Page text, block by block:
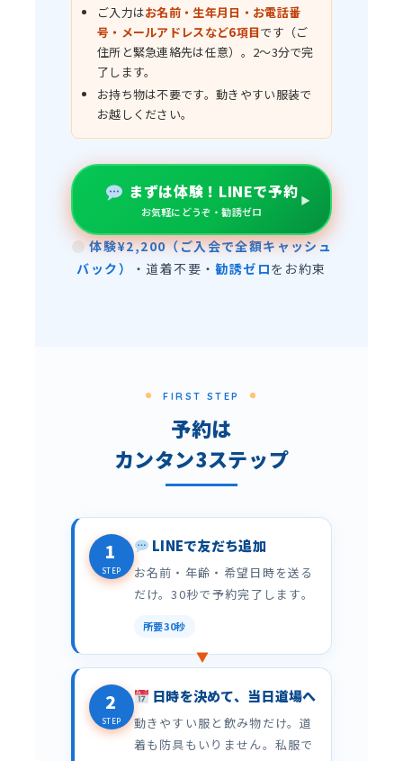
ご入力はお名前・生年月日・お電話番
号・メールアドレスなど6項目です（ご
住所と緊急連絡先は任意）。2〜3分で完
了します。
お持ち物は不要です。動きやすい服装で
お越しください。
まずは体験！LINEで予約
お気軽にどうぞ・勧誘ゼロ
体験¥2,200（ご入会で全額キャッシュ
バック）
・道着不要・勧誘ゼロをお約束
FIRST STEP
予約は
カンタン3ステップ
1
STEP
LINEで友だち追加
お名前・年齢・希望日時を送る
だけ。30秒で予約完了します。
所要30秒
2
STEP
日時を決めて、当日道場へ
動きやすい服と飲み物だけ。道
着も防具もいりません。私服で